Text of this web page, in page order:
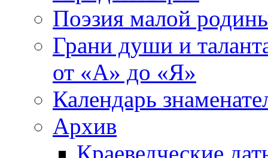
Поэзия малой
Грани души и
от «А» до «Я»
Календарь
Архив
Краеведческие